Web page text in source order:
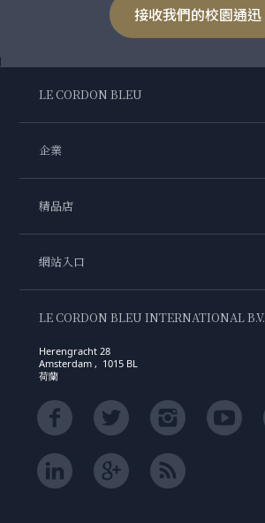
接收我們的校園通迅
LE CORDON BLEU
企業
精品店
網站入口
LE CORDON BLEU INTERNATIONAL B.V.
Herengracht 28
Amsterdam , 1015 BL
荷蘭